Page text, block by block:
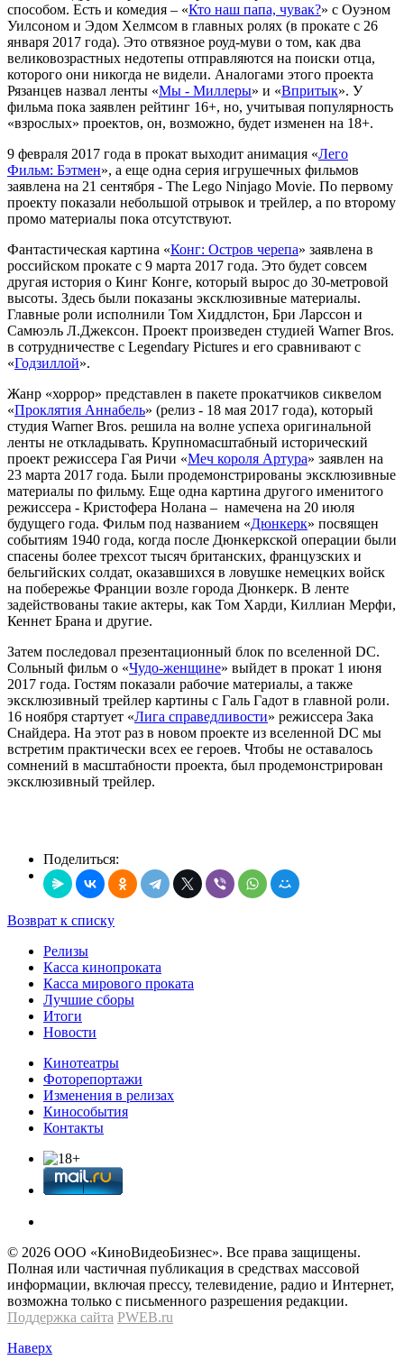
способом. Есть и комедия – «Кто наш папа, чувак?» с Оуэном
Уилсоном и Эдом Хелмсом в главных ролях (в прокате с 26
января 2017 года). Это отвязное роуд-муви о том, как два
великовозрастных недотепы отправляются на поиски отца,
которого они никогда не видели. Аналогами этого проекта
Рязанцев назвал ленты «Мы - Миллеры» и «Впритык». У
фильма пока заявлен рейтинг 16+, но, учитывая популярность
«взрослых» проектов, он, возможно, будет изменен на 18+.
9 февраля 2017 года в прокат выходит анимация «Лего
Фильм: Бэтмен», а еще одна серия игрушечных фильмов
заявлена на 21 сентября - The Lego Ninjago Movie. По первому
проекту показали небольшой отрывок и трейлер, а по второму
промо материалы пока отсутствуют.
Фантастическая картина «Конг: Остров черепа» заявлена в
российском прокате с 9 марта 2017 года. Это будет совсем
другая история о Кинг Конге, который вырос до 30-метровой
высоты. Здесь были показаны эксклюзивные материалы.
Главные роли исполнили Том Хиддлстон, Бри Ларссон и
Самюэль Л.Джексон. Проект произведен студией Warner Bros.
в сотрудничестве с Legendary Pictures и его сравнивают с
«Годзиллой».
Жанр «хоррор» представлен в пакете прокатчиков сиквелом
«Проклятия Аннабель» (релиз - 18 мая 2017 года), который
студия Warner Bros. решила на волне успеха оригинальной
ленты не откладывать. Крупномасштабный исторический
проект режиссера Гая Ричи «Меч короля Артура» заявлен на
23 марта 2017 года. Были продемонстрированы эксклюзивные
материалы по фильму. Еще одна картина другого именитого
режиссера - Кристофера Нолана – намечена на 20 июля
будущего года. Фильм под названием «Дюнкерк» посвящен
событиям 1940 года, когда после Дюнкеркской операции были
спасены более трехсот тысяч британских, французских и
бельгийских солдат, оказавшихся в ловушке немецких войск
на побережье Франции возле города Дюнкерк. В ленте
задействованы такие актеры, как Том Харди, Киллиан Мерфи,
Кеннет Брана и другие.
Затем последовал презентационный блок по вселенной DC.
Сольный фильм о «Чудо-женщине» выйдет в прокат 1 июня
2017 года. Гостям показали рабочие материалы, а также
эксклюзивный трейлер картины с Галь Гадот в главной роли.
16 ноября стартует «Лига справедливости» режиссера Зака
Снайдера. На этот раз в новом проекте из вселенной DC мы
встретим практически всех ее героев. Чтобы не оставалось
сомнений в масштабности проекта, был продемонстрирован
эксклюзивный трейлер.
Поделиться:
Возврат к списку
Релизы
Касса кинопроката
Касса мирового проката
Лучшие сборы
Итоги
Новости
Кинотеатры
Фоторепортажи
Изменения в релизах
Кинособытия
Контакты
© 2026 OOО «КиноВидеоБизнес». Все права защищены.
Полная или частичная публикация в средствах массовой
информации, включая прессу, телевидение, радио и Интернет,
возможна только с письменного разрешения редакции.
Поддержка сайта PWEB.ru
Наверх